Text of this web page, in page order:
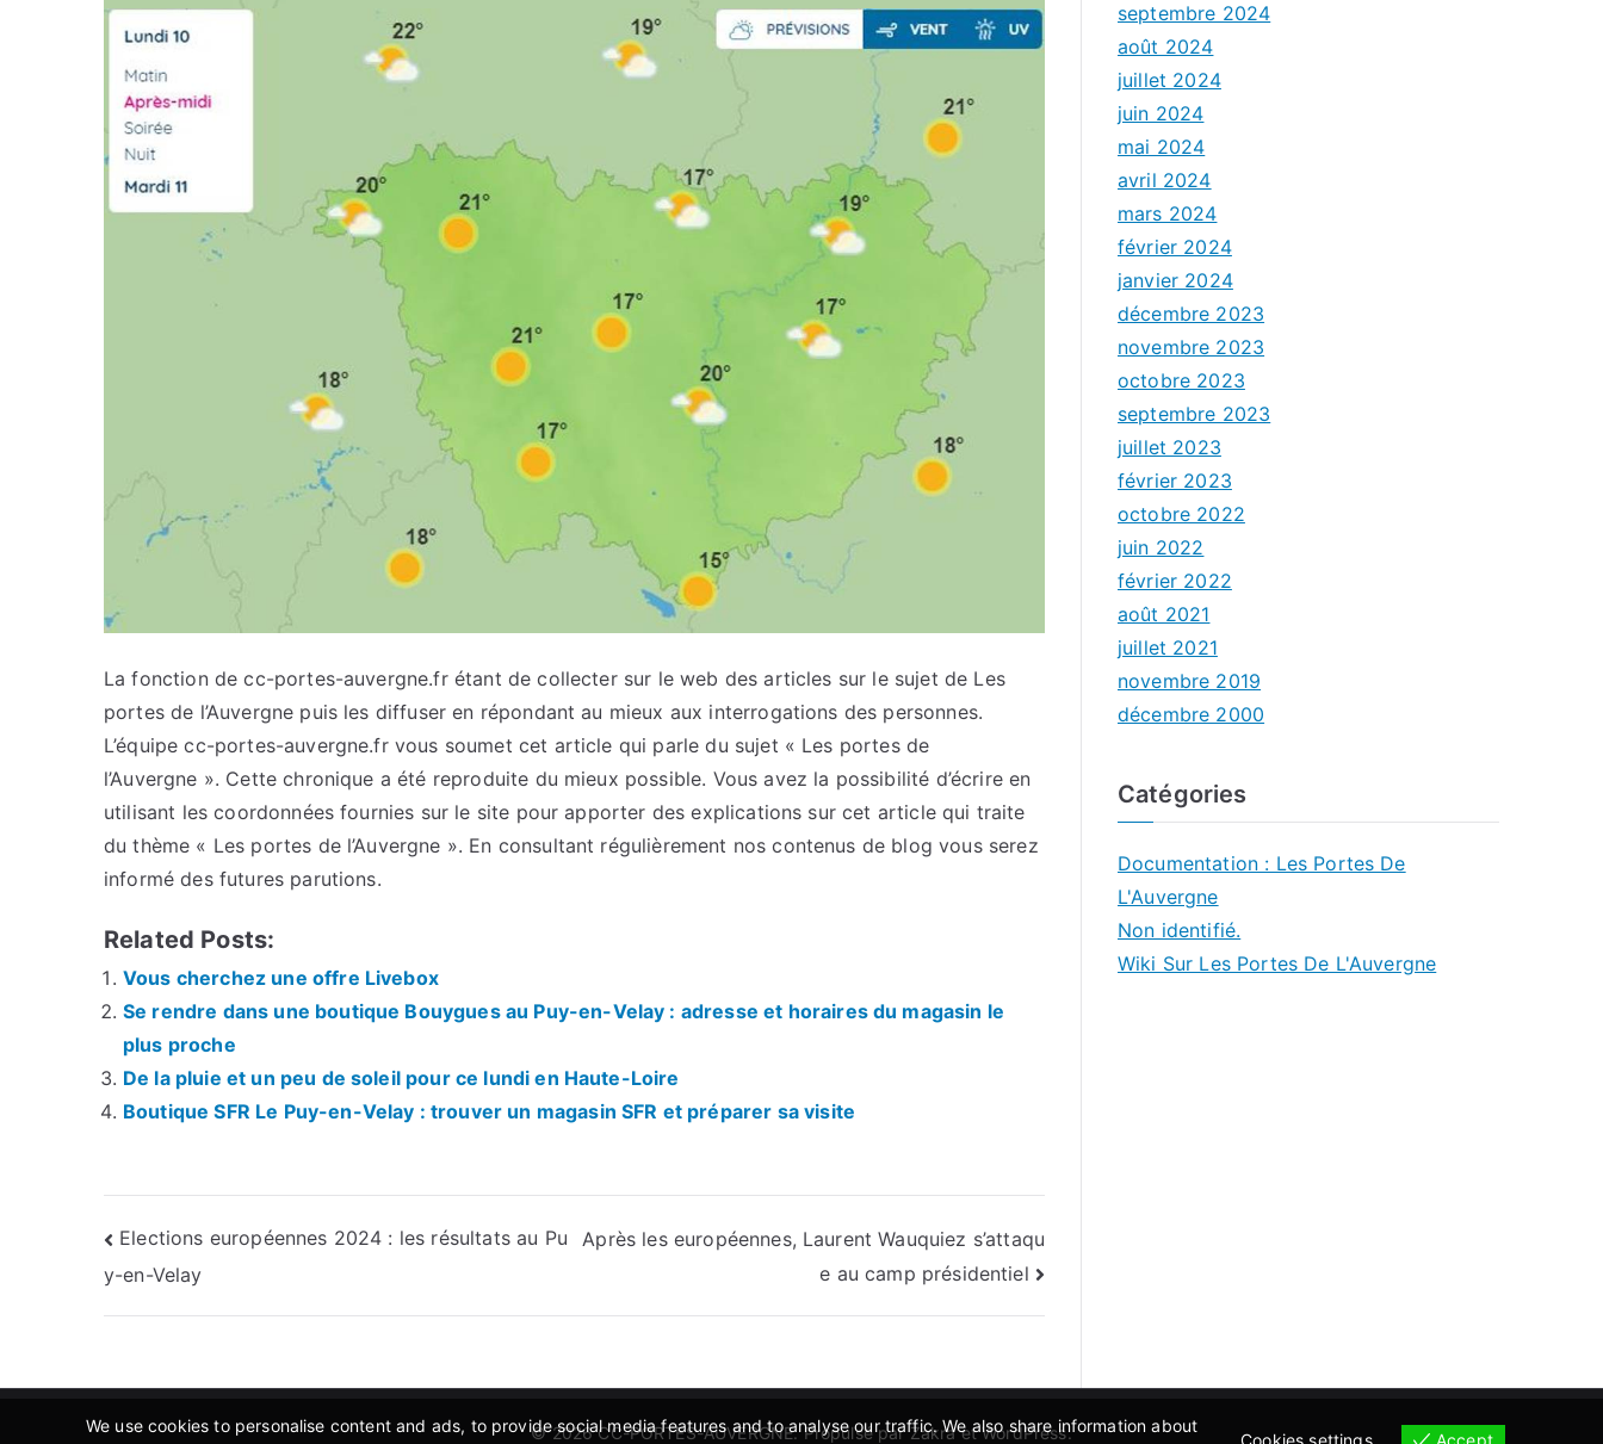
La fonction de cc-portes-auvergne.fr étant de collecter sur le web des articles sur le sujet de Les
portes de l’Auvergne puis les diffuser en répondant au mieux aux interrogations des personnes.
L’équipe cc-portes-auvergne.fr vous soumet cet article qui parle du sujet « Les portes de
l’Auvergne ». Cette chronique a été reproduite du mieux possible. Vous avez la possibilité d’écrire en
utilisant les coordonnées fournies sur le site pour apporter des explications sur cet article qui traite
du thème « Les portes de l’Auvergne ». En consultant régulièrement nos contenus de blog vous serez
informé des futures parutions.
Related Posts:
Vous cherchez une offre Livebox
Se rendre dans une boutique Bouygues au Puy-en-Velay : adresse et horaires du magasin le
plus proche
De la pluie et un peu de soleil pour ce lundi en Haute-Loire
Boutique SFR Le Puy-en-Velay : trouver un magasin SFR et préparer sa visite
Navigation
de
Elections européennes 2024 : les résultats au Pu
y-en-Velay
Après les européennes, Laurent Wauquiez s’attaqu
e au camp présidentiel
septembre 2024
août 2024
juillet 2024
juin 2024
mai 2024
avril 2024
mars 2024
février 2024
janvier 2024
décembre 2023
novembre 2023
octobre 2023
septembre 2023
juillet 2023
février 2023
octobre 2022
juin 2022
février 2022
août 2021
juillet 2021
novembre 2019
décembre 2000
Catégories
Documentation : Les Portes De
L'Auvergne
Non identifié.
Wiki Sur Les Portes De L'Auvergne
© 2026CC-PORTES-AUVERGNE. Propulsé parZakraetWordPress.
We use cookies to personalise content and ads, to provide social media features and to analyse our traffic. We also share information about
Cookies settings Accept